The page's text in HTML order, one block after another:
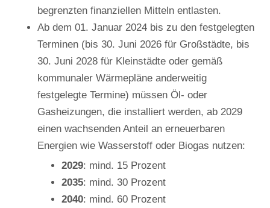
begrenzten finanziellen Mitteln entlasten.
Ab dem 01. Januar 2024 bis zu den festgelegten
Terminen (bis 30. Juni 2026 für Großstädte, bis
30. Juni 2028 für Kleinstädte oder gemäß
kommunaler Wärmepläne anderweitig
festgelegte Termine) müssen Öl- oder
Gasheizungen, die installiert werden, ab 2029
einen wachsenden Anteil an erneuerbaren
Energien wie Wasserstoff oder Biogas nutzen:
2029: mind. 15 Prozent
2035: mind. 30 Prozent
2040: mind. 60 Prozent